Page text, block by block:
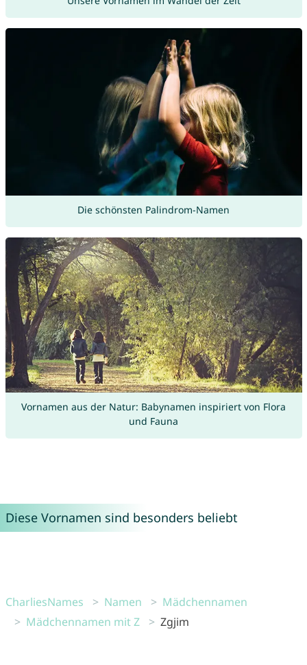
Die schönsten Palindrom-Namen
Vornamen aus der Natur: Babynamen inspiriert von Flora
und Fauna
Diese Vornamen sind besonders beliebt
CharliesNames Namen
Mädchennamen
Mädchennamen mit Z
Zgjim